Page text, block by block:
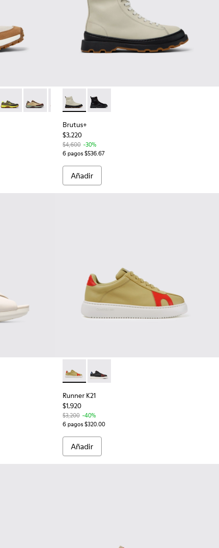
grises de PET reciclado y piel para mujer
053
- K201462-041
Drift Trail - K201462-037
Drift Trail - K201462-019 - Sneaker beige de PET
Drift Trail - K201462-015
Drift Trail - K201462-012
Drift Trail - K201462-007
Brutus+ - K400816-004 - Botas de media
Brutus+ - K400816-001
Brutus+
$3,220
$4,600 -30%
6 pagos $536.67
Añadir
052
- K200066-008 Runner K21 - K201311-002 - Sneakers de
Runner K21 - K201311-041
Runner K21
$1,920
$3,200 -40%
6 pagos $320.00
Añadir